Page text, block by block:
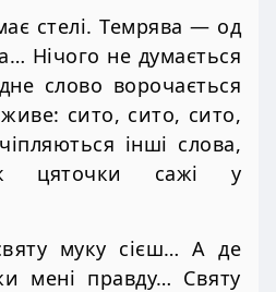
стелі. Темрява — од
Нічого не думається
слово ворочається
сито, сито, сито,
інші слова,
цяточки сажі у
муку сієш… А де
мені правду… Святу